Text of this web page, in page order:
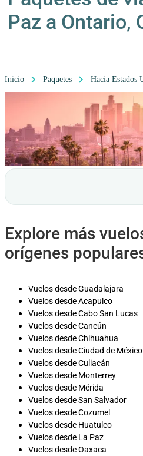
Paz a Ontario,
Inicio Paquetes Hacia Estados
Explore más
orígenes
Vuelos desde Guadalajara
Vuelos desde Acapulco
Vuelos desde Cabo San Lucas
Vuelos desde Cancún
Vuelos desde Chihuahua
Vuelos desde Ciudad de México
Vuelos desde Culiacán
Vuelos desde Monterrey
Vuelos desde Mérida
Vuelos desde San Salvador
Vuelos desde Cozumel
Vuelos desde Huatulco
Vuelos desde La Paz
Vuelos desde Oaxaca